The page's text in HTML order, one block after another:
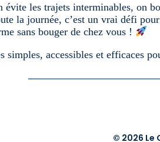
les trajets interminables, on
la journée, c’est un vrai défi
sans bouger de chez vous !
simples, accessibles et efficaces
© 2026 Le